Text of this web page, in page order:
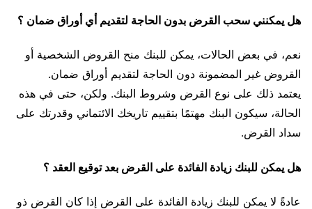
هل يمكنني سحب القرض بدون الحاجة لتقديم أي أوراق ضمان ؟
نعم، في بعض الحالات، يمكن للبنك منح القروض الشخصية أو
القروض غير المضمونة دون الحاجة لتقديم أوراق ضمان.
يعتمد ذلك على نوع القرض وشروط البنك. ولكن، حتى في هذه
الحالة، سيكون البنك مهتمًا بتقييم تاريخك الائتماني وقدرتك على
سداد القرض.
هل يمكن للبنك زيادة الفائدة على القرض بعد توقيع العقد ؟
عادةً لا يمكن للبنك زيادة الفائدة على القرض إذا كان القرض ذو